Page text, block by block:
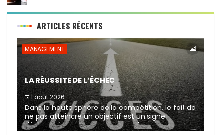
ARTICLES RÉCENTS
MANAGEMENT
LA RÉUSSITE DE L’ÉCHEC
1 août 2026
Dans la haute sphère de la compétition, le fait de
ne pas atteindre un objectif est un signe
d’incompétence et une source de sanctions